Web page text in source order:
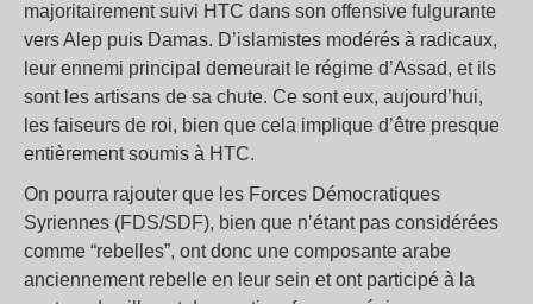
majoritairement suivi HTC dans son offensive fulgurante
vers Alep puis Damas. D’islamistes modérés à radicaux,
leur ennemi principal demeurait le régime d’Assad, et ils
sont les artisans de sa chute. Ce sont eux, aujourd’hui,
les faiseurs de roi, bien que cela implique d’être presque
entièrement soumis à HTC.
On pourra rajouter que les Forces Démocratiques
Syriennes (FDS/SDF), bien que n’étant pas considérées
comme “rebelles”, ont donc une composante arabe
anciennement rebelle en leur sein et ont participé à la